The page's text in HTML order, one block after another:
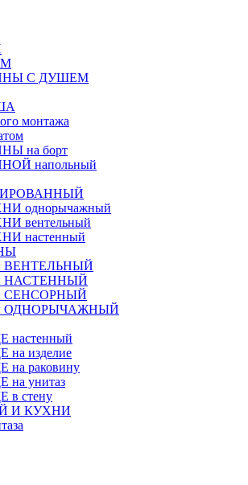
С ДУШЕМ
монтажа
на борт
напольный
однорычажный
вентельный
настенный
ВЕНТЕЛЬНЫЙ
НАСТЕННЫЙ
СЕНСОРНЫЙ
ОДНОРЫЧАЖНЫЙ
изделие
раковину
унитаз
стену
И КУХНИ